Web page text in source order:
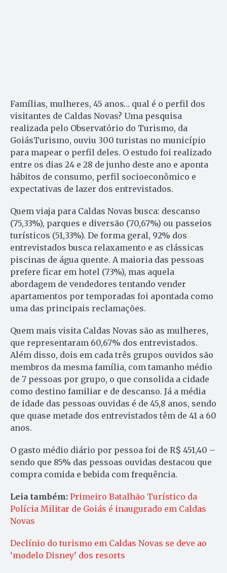
Famílias, mulheres, 45 anos… qual é o perfil dos
visitantes de Caldas Novas? Uma pesquisa
realizada pelo Observatório do Turismo, da
GoiásTurismo, ouviu 300 turistas no município
para mapear o perfil deles. O estudo foi realizado
entre os dias 24 e 28 de junho deste ano e aponta
hábitos de consumo, perfil socioeconômico e
expectativas de lazer dos entrevistados.
Quem viaja para Caldas Novas busca: descanso
(75,33%), parques e diversão (70,67%) ou passeios
turísticos (51,33%). De forma geral, 92% dos
entrevistados busca relaxamento e as clássicas
piscinas de água quente. A maioria das pessoas
prefere ficar em hotel (73%), mas aquela
abordagem de vendedores tentando vender
apartamentos por temporadas foi apontada como
uma das principais reclamações.
Quem mais visita Caldas Novas são as mulheres,
que representaram 60,67% dos entrevistados.
Além disso, dois em cada três grupos ouvidos são
membros da mesma família, com tamanho médio
de 7 pessoas por grupo, o que consolida a cidade
como destino familiar e de descanso. Já a média
de idade das pessoas ouvidas é de 45,8 anos, sendo
que quase metade dos entrevistados têm de 41 a 60
anos.
O gasto médio diário por pessoa foi de R$ 451,40 –
sendo que 85% das pessoas ouvidas destacou que
compra comida e bebida com frequência.
Leia também: Primeiro Batalhão Turístico da
Polícia Militar de Goiás é inaugurado em Caldas
Novas
Declínio do turismo em Caldas Novas se deve ao
‘modelo Disney’ dos resorts